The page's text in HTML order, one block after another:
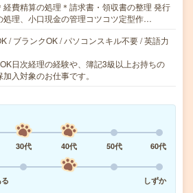
経費精算の処理＊請求書・領収書の整理 発行
処理、小口現金の管理コツコツ定型作…
/ ブランクOK / パソコンスキル不要 / 英語力
日次経理の経験や、簿記3級以上お持ちの
入対象のお仕事です。
30代 40代 50代
60代
しずか